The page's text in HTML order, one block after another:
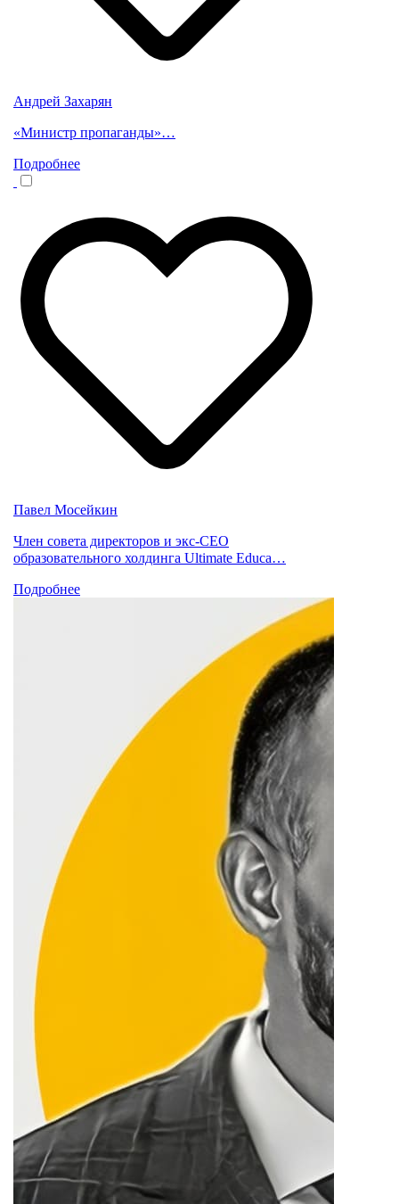
Андрей Захарян
«Министр пропаганды»…
Подробнее
Павел Мосейкин
Член совета директоров и экс-CEO
образовательного холдинга Ultimate Educa…
Подробнее